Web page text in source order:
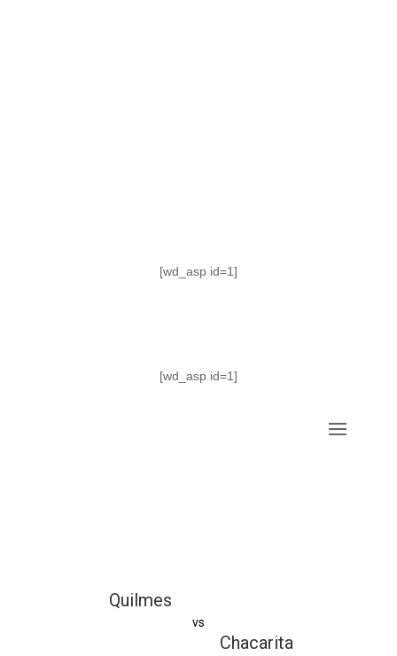
[wd_asp id=1]
[wd_asp id=1]
Quilmes
vs
Chacarita